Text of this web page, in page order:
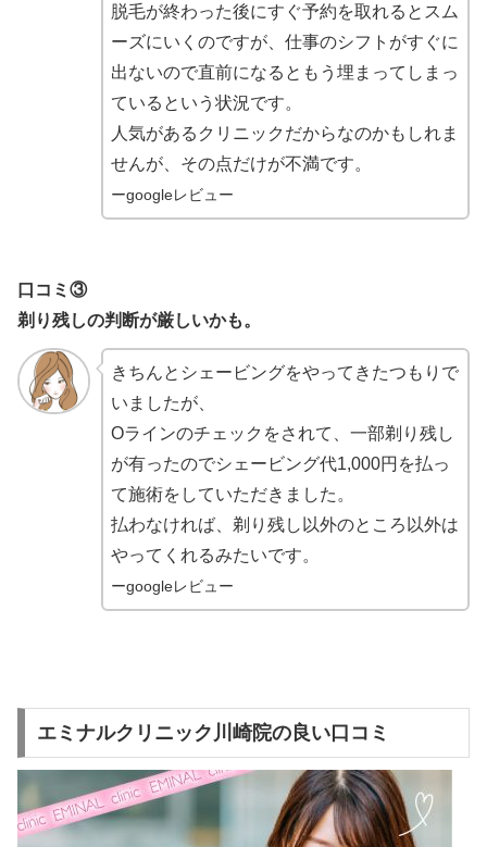
脱毛が終わった後にすぐ予約を取れるとスム
ーズにいくのですが、仕事のシフトがすぐに
出ないので直前になるともう埋まってしまっ
ているという状況です。
人気があるクリニックだからなのかもしれま
せんが、その点だけが不満です。
ーgoogleレビュー
口コミ③
剃り残しの判断が厳しいかも。
きちんとシェービングをやってきたつもりで
いましたが、
Oラインのチェックをされて、一部剃り残し
が有ったのでシェービング代1,000円を払っ
て施術をしていただきました。
払わなければ、剃り残し以外のところ以外は
やってくれるみたいです。
ーgoogleレビュー
エミナルクリニック川崎院の良い口コミ